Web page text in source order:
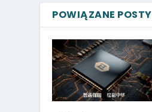
POWIĄZANE POSTY